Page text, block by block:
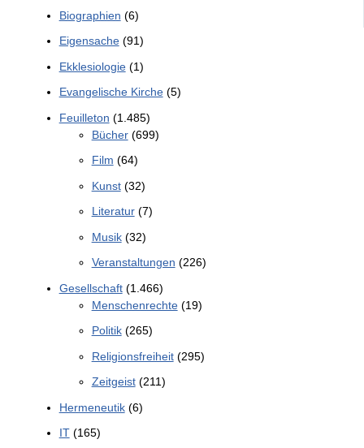
Biographien (6)
Eigensache(91)
Ekklesiologie(1)
Evangelische Kirche(5)
Feuilleton (1.485)
Bücher(699)
Film (64)
Kunst(32)
Literatur(7)
Musik(32)
Veranstaltungen (226)
Gesellschaft(1.466)
Menschenrechte(19)
Politik(265)
Religionsfreiheit(295)
Zeitgeist(211)
Hermeneutik(6)
IT(165)